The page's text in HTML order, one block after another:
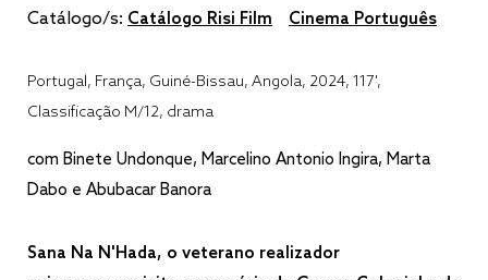
Catálogo/s: Catálogo Risi Film Cinema Português
Portugal, França, Guiné-Bissau, Angola, 2024, 117',
Classificação M/12, drama
com Binete Undonque, Marcelino Antonio Ingira, Marta
Dabo e Abubacar Banora
Sana Na N'Hada, o veterano realizador